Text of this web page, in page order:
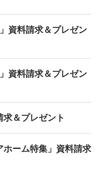
資料請求＆プレゼン
資料請求＆プレゼン
＆プレゼント
ーム特集」資料請求